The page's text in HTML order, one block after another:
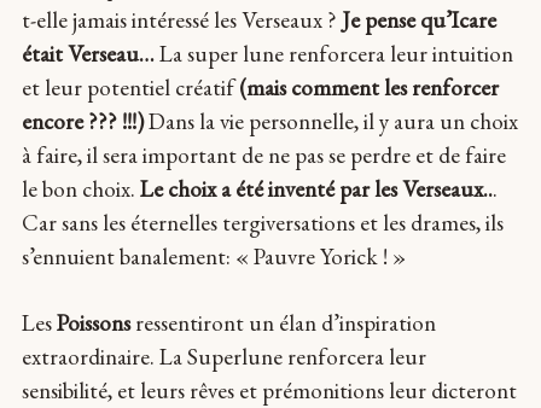
t-elle jamais intéressé les Verseaux ? Je pense qu’Icare
était Verseau…La super lune renforcera leur intuition
et leur potentiel créatif(mais comment les renforcer
encore ??? !!!)Dans la vie personnelle, il y aura un choix
à faire, il sera important de ne pas se perdre et de faire
le bon choix. Le choix a été inventé par les Verseaux...
Car sans les éternelles tergiversations et les drames, ils
s’ennuient banalement: « Pauvre Yorick ! »
LesPoissonsressentiront un élan d’inspiration
extraordinaire. La Superlune renforcera leur
sensibilité, et leurs rêves et prémonitions leur dicteront